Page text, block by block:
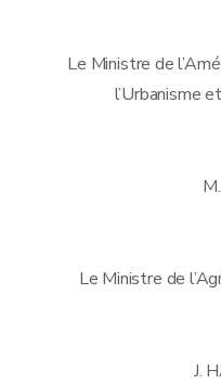
Le Ministre de
l’Urbanisme
Le Ministre de
J.